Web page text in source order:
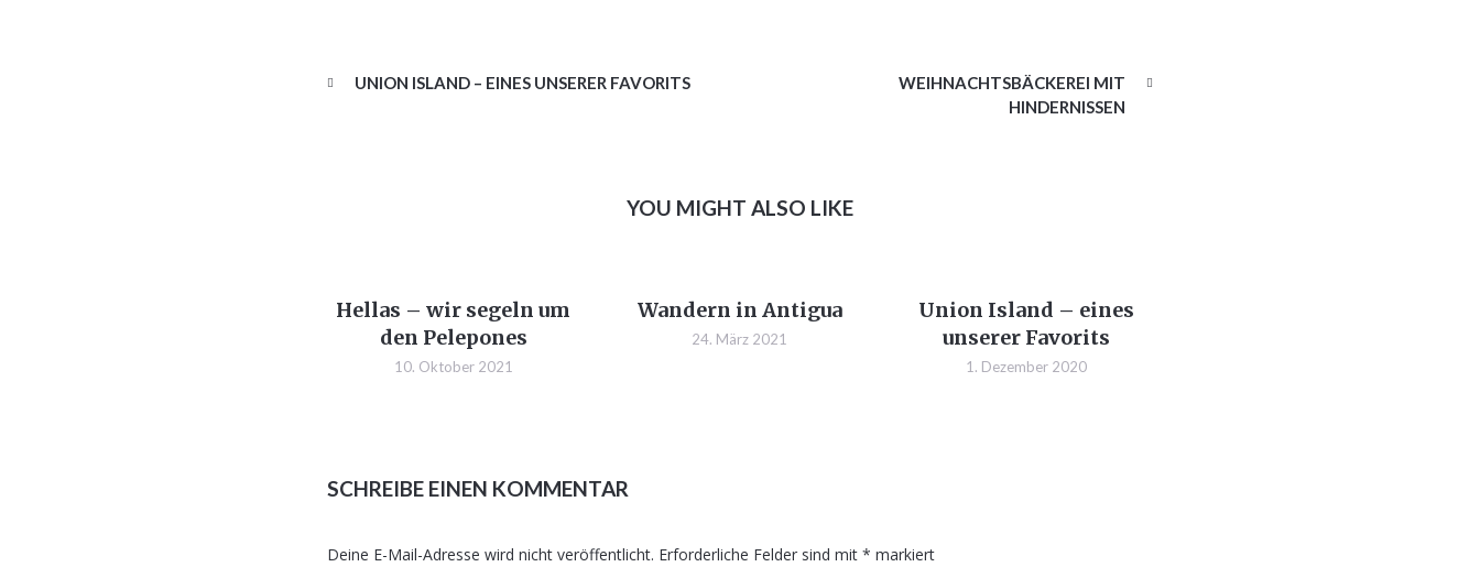
UNION ISLAND – EINES UNSERER FAVORITS
WEIHNACHTSBÄCKEREI MIT
HINDERNISSEN
YOU MIGHT ALSO LIKE
Hellas – wir segeln um
den Pelepones
10. Oktober 2021
Wandern in Antigua
24. März 2021
Union Island – eines
unserer Favorits
1. Dezember 2020
SCHREIBE EINEN KOMMENTAR
Deine E-Mail-Adresse wird nicht veröffentlicht. Erforderliche Felder sind mit * markiert